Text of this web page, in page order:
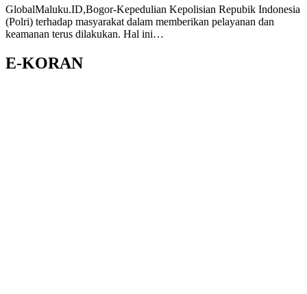
GlobalMaluku.ID,Bogor-Kepedulian Kepolisian Repubik Indonesia
(Polri) terhadap masyarakat dalam memberikan pelayanan dan
keamanan terus dilakukan. Hal ini…
E-KORAN